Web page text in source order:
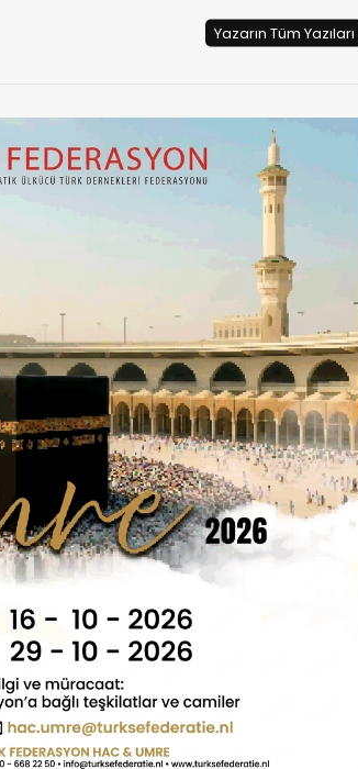
Yazarın Tüm Yazıları